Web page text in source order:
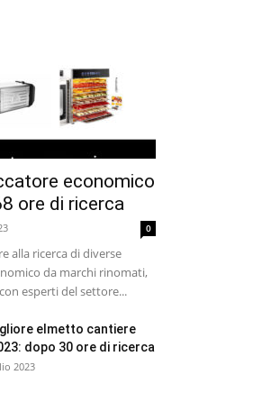
economico
ore di ricerca
0
alla ricerca di diverse
da marchi rinomati,
esperti del settore...
elmetto cantiere
dopo 30 ore di ricerca
2023